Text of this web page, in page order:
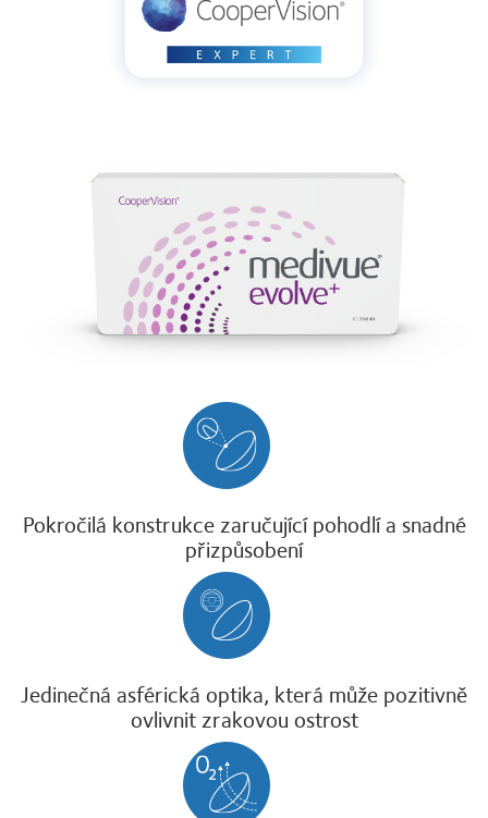
Pokročilá konstrukce zaručující pohodlí a snadné
přizpůsobení
Jedinečná asférická optika, která může pozitivně
ovlivnit zrakovou ostrost